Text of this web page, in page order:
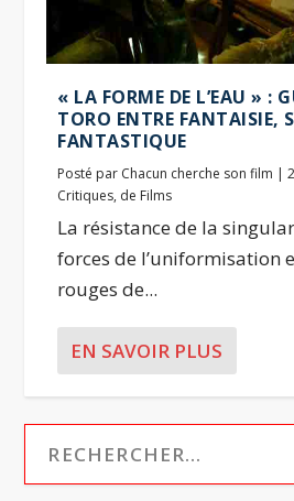
« LA FORME DE L’EAU » :
TORO ENTRE FANTAISIE,
FANTASTIQUE
Posté par Chacun cherche son film |
Critiques, de Films
La résistance de la
forces de l’uniformisation
rouges de...
EN SAVOIR PLUS